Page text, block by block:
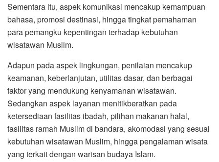
Sementara itu, aspek komunikasi mencakup kemampuan
bahasa, promosi destinasi, hingga tingkat pemahaman
para pemangku kepentingan terhadap kebutuhan
wisatawan Muslim.
Adapun pada aspek lingkungan, penilaian mencakup
keamanan, keberlanjutan, utilitas dasar, dan berbagai
faktor yang mendukung kenyamanan wisatawan.
Sedangkan aspek layanan menitikberatkan pada
ketersediaan fasilitas ibadah, pilihan makanan halal,
fasilitas ramah Muslim di bandara, akomodasi yang sesuai
kebutuhan wisatawan Muslim, hingga pengalaman wisata
yang terkait dengan warisan budaya Islam.